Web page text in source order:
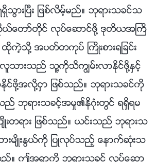
ြားၿပီး ျဖစ္လိမ့္မည္။ ဘုရားသခင္သ
ေတာ္တိုင္ လုပ္ေဆာင္ဖို႔ ဒုတိယအႀကိ
ကဲ့သို႔ အပတ္တကုပ္ ႀကိဳးစားရျခင္း
လူသားသည္ သူ႔ကိုသိကြၽမ္းလာႏိုင္ဖို႔ႏွင့္
ႏိုင္ဖို႔အလို႔ငွာ ျဖစ္သည္။ ဘုရားသခင္ကို
ဘုရားသခင့္အမႈ၏နိဂုံးတြင္ ရရွိရမ
ရား ျဖစ္သည္။ ယင္းသည္ ဘုရားသ
ားမ်ိဳးႏြယ္ကို ျပဳလုပ္သည့္ ေနာက္ဆုံးသ
။ ဤအရာကို ဘုရားသခင္ လုပ္ေဆာ